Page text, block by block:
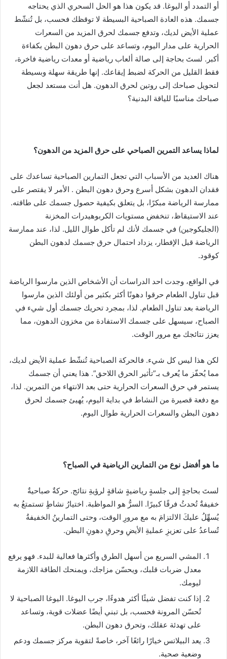
أو التمدد أو اليوغا. قد يكون هذا هو الحل السحري الذي يحتاجه
جسمك. هذه العادة الصباحية البسيطة لا توقظك فحسب، بل تُنشّط
عملية الأيض لديك، وتدفع جسمك لحرق المزيد من السعرات
الحرارية على مدار اليوم، وتساعد على حرق دهون البطن بكفاءة
أكبر. لستَ بحاجة إلى صالة ألعاب رياضية أو معدات رياضية فاخرة،
فقط القليل من الحركة لضبط إيقاعك. إنها طريقة سهلة وبسيطة
لتحويل صباحك إلى روتين لحرق الدهون. هل أنت مستعد لجعل
صباحك مناسبًا للياقة البدنية؟
لماذا يساعد التمرين الصباحي على حرق المزيد من الدهون؟
هناك العديد من الأسباب التي تجعل التمارين الصباحية تساعدك على
فقدان الدهون بشكل أسرع وحرق دهون البطن . الأمر لا يقتصر على
ممارسة الرياضة مبكرًا، بل يتعلق بكيفية حصول جسمك على طاقته.
عند الاستيقاظ، تنخفض مستويات الكربوهيدرات المخزنة
(الجليكوجين) في جسمك لأنك لم تأكل طوال الليل. لذا، عند ممارسة
الرياضة قبل الإفطار، يزداد احتمال حرق جسمك لدهون البطن
كوقود.
في الواقع، وجدت احد الدراسات أن الأشخاص الذين مارسوا الرياضة
قبل تناول الطعام حرقوا دهونًا أكثر بكثير من أولئك الذين مارسوا
الرياضة بعد تناول الطعام. لذا، بمجرد تحريك جسمك أول شيء في
الصباح، سيسهل على جسمك الاستفادة من مخزون الدهون، مما
يعزز نتائجك مع مرور الوقت.
لكن هذا ليس كل شيء. فالحركة الصباحية تُنشّط عملية الأيض لديك،
مما يُحفّز ما يُعرف بـ”تأثير الحرق اللاحق”. هذا يعني أن جسمك
يستمر في حرق السعرات الحرارية حتى بعد الانتهاء من التمرين. لذا،
مع دفعة قصيرة من النشاط في بداية اليوم، يُهيئ جسمك لحرق
دهون البطن والسعرات الحرارية طوال اليوم.
ما هو أفضل نوع من التمارين الرياضية في الصباح؟
لستَ بحاجةٍ إلى جلسةٍ رياضيةٍ شاقةٍ لرؤيةِ نتائج. حركةٌ صباحيةٌ
خفيفةٌ تُحدثُ فرقًا كبيرًا. السرُّ هو المواظبة. اختيارُ نشاطٍ تستمتعُ به
يُسهِّلُ عليكَ الالتزامَ به مع مرورِ الوقت، وحتى التمارينُ الخفيفةُ
تُساعدُ على تعزيزِ عمليةِ الأيضِ وحرقِ دهونِ البطن.
المشي السريع من أسهل الطرق وأكثرها فعالية للبدء. فهو يرفع
معدل ضربات قلبك، ويحسّن مزاجك، ويمنحك الطاقة اللازمة
ليومك.
إذا كنت تفضل شيئًا أكثر هدوءًا، جرب اليوغا. اليوغا الصباحية لا
تُحسّن المرونة فحسب، بل تبني أيضًا عضلات قوية، وتساعد
على تهدئة عقلك، وتحرق دهون البطن.
يعد البيلاتس خيارًا رائعًا آخر، خاصةً لتقوية مركز جسمك ودعم
وضعية صحية.